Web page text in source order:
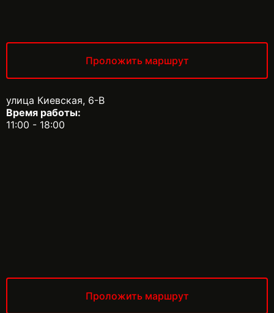
Проложить маршрут
улица Киевская, 6-В
Время работы:
11:00 - 18:00
Проложить маршрут